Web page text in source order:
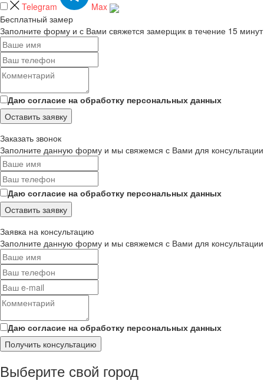
Telegram
Max
Бесплатный замер
Заполните форму и с Вами свяжется замерщик в течение 15 минут
Даю согласие на обработку персональных данных
Оставить заявку
Заказать звонок
Заполните данную форму и мы свяжемся с Вами для консультации
Даю согласие на обработку персональных данных
Оставить заявку
Заявка на консультацию
Заполните данную форму и мы свяжемся с Вами для консультации
Даю согласие на обработку персональных данных
Получить консультацию
Выберите свой город